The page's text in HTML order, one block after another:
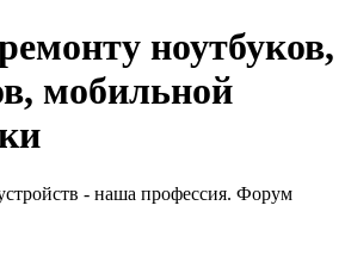
ноутбуков,
мобильной
- наша профессия. Форум